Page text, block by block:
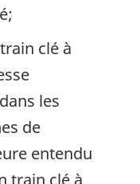
clé à
les
de
entendu